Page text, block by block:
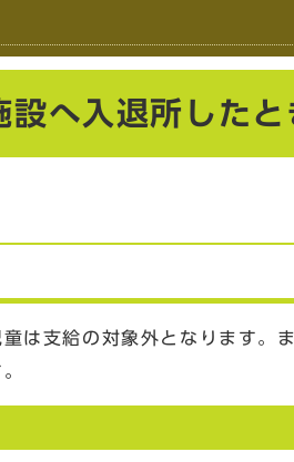
へ入退所したと
は支給の対象外となります。